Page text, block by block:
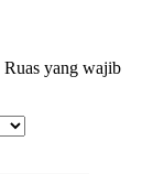
Ruas yang wajib